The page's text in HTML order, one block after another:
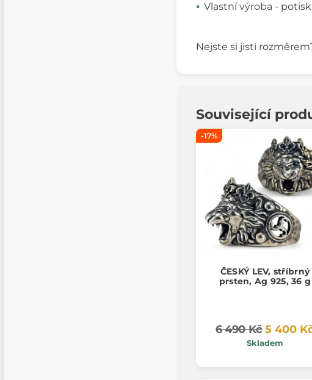
Vlastní výroba -
Nejste si jisti
Související
-17%
ČESKÝ LEV, stříbrný
prsten, Ag 925, 36 g
6 490 Kč5 400
Skladem